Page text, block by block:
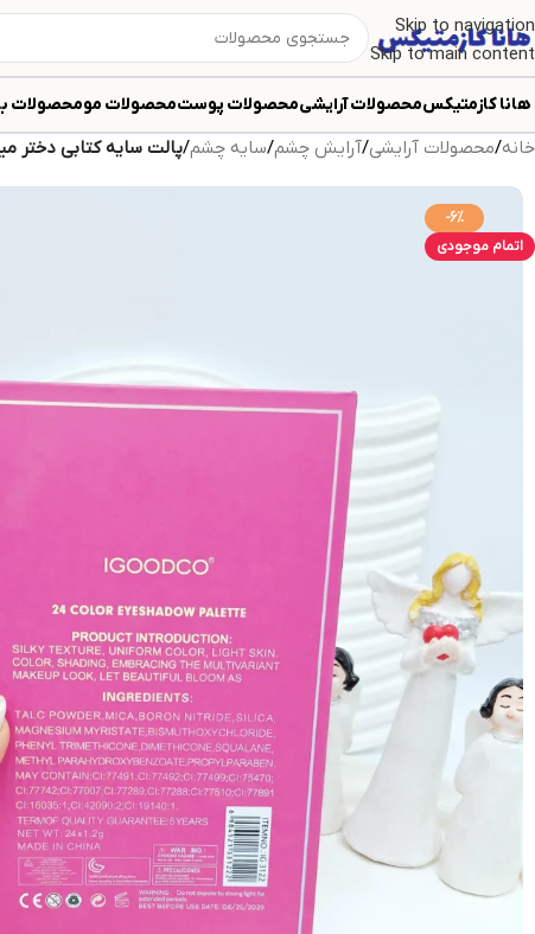
Skip to navigation
Skip to main content
هانا کازمتیکسمحصولات آرایشیمحصولات پوستمحصولات مومحصولات
خانه/محصولات آرایشی/آرایش چشم/سایه چشم/پالت سایه کتابی دختر
-6%
اتمام موجودی